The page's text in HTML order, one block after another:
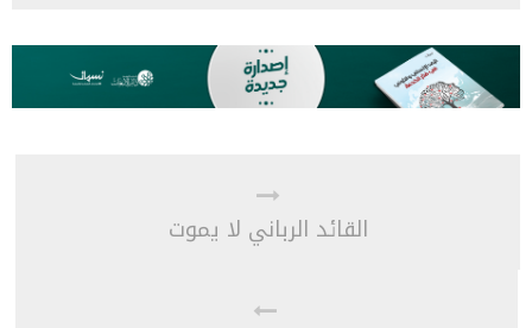
القائد الرباني لا يموت